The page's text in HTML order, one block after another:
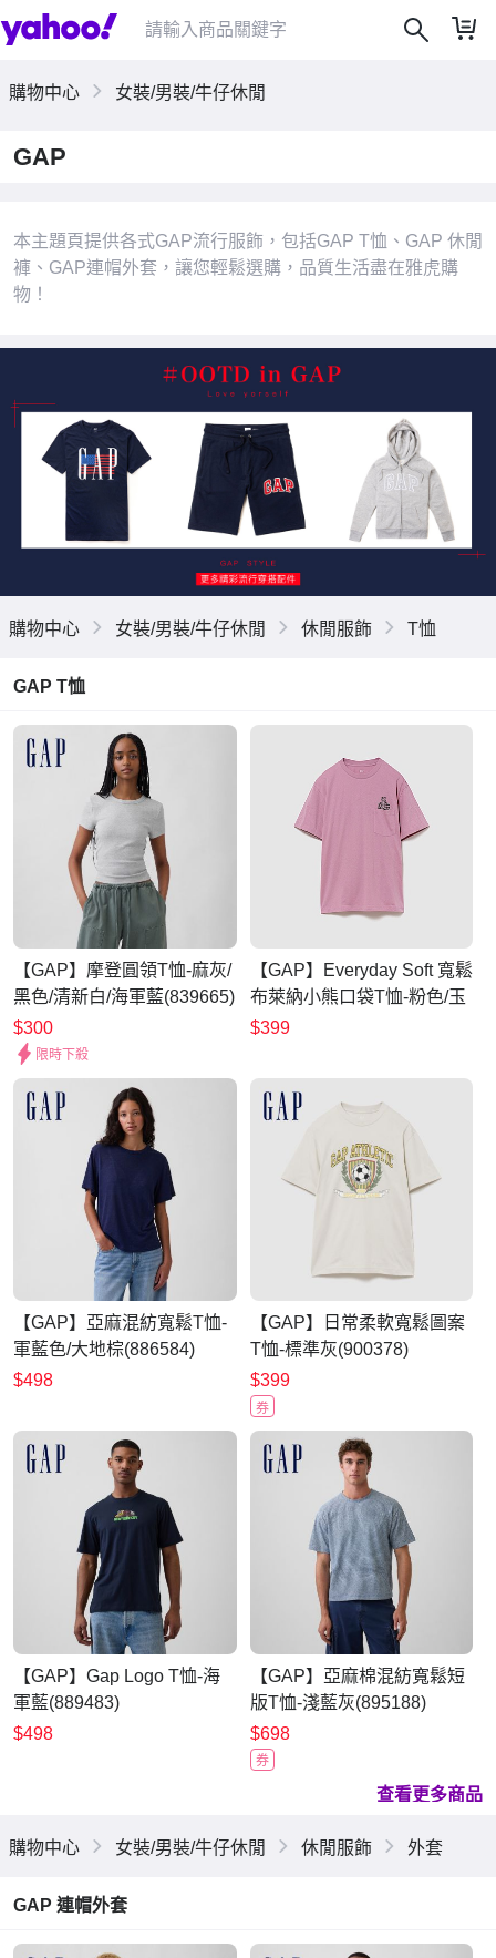
購物中心 女裝/男裝/牛仔休閒
GAP
本主題頁提供各式GAP流行服飾，包括GAP T恤、GAP 休閒
褲、GAP連帽外套，讓您輕鬆選購，品質生活盡在雅虎購
物！
購物中心 女裝/男裝/牛仔休閒 休閒服飾 T恤
GAP T恤
【GAP】摩登圓領T恤-麻灰/
黑色/清新白/海軍藍(839665)
$300
限時下殺
【GAP】Everyday Soft 寬鬆
布萊納小熊口袋T恤-粉色/玉
米黃/制服深藍/亮白/黑色
$399
【GAP】亞麻混紡寬鬆T恤-
軍藍色/大地棕(886584)
$498
【GAP】日常柔軟寬鬆圖案
T恤-標準灰(900378)
$399
券
【GAP】Gap Logo T恤-海
軍藍(889483)
$498
【GAP】亞麻棉混紡寬鬆短
版T恤-淺藍灰(895188)
$698
券
查看更多商品
購物中心 女裝/男裝/牛仔休閒 休閒服飾 外套
GAP 連帽外套